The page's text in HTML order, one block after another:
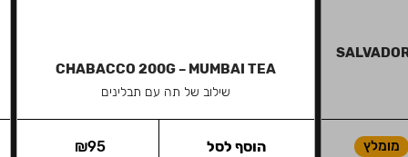
מומלץ
CHABACCO 200G – MUMBAI TEA
שילוב של תה עם תבלינים
₪95 הוסף לסל